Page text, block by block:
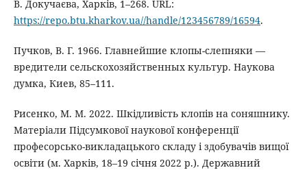
В. Докучаєва, Харків, 1–268. URL:
https://repo.btu.kharkov.ua//handle/123456789/16594.
Пучков, В. Г. 1966. Главнейшие клопы-слепняки —
вредители сельскохозяйственных культур. Наукова
думка, Киев, 85–111.
Рисенко, М. М. 2022. Шкідливість клопів на соняшнику.
Матеріали Підсумкової наукової конференції
професорсько-викладацького складу і здобувачів вищої
освіти (м. Харків, 18–19 січня 2022 р.). Державний